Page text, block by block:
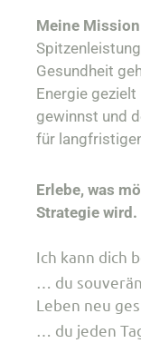
Meine
Gesundheit
Energie
gewinnst und
für
Erlebe, was
Strategie wird.
Ich kann dich
… du
Leben neu
… du jeden